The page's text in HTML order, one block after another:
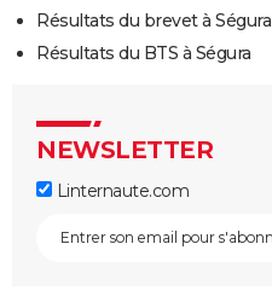
Résultats du brevet à Ségura
Résultats du BTS à Ségura
NEWSLETTER
Linternaute.com